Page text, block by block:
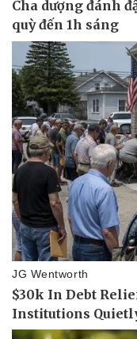
Doanh nghiệp
Thông tin doanh nghiệp
Doanh nghiệp 24h
Doanh nhân
Vì cộng đồng